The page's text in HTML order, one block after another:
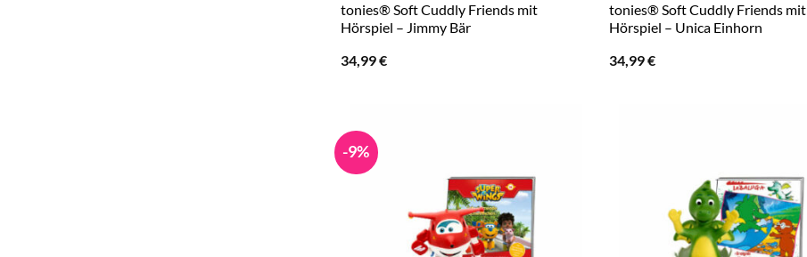
tonies® Soft Cuddly Friends mit
Hörspiel – Jimmy Bär
34,99€
tonies® Soft Cuddly Friends mit
Hörspiel – Unica Einhorn
34,99€
-9%